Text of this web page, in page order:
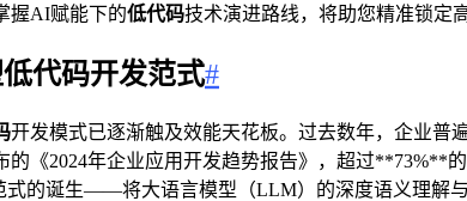
握AI赋能下的低代码技术演进路线，将助您精准锁定
代码开发范式#
开发模式已逐渐触及效能天花板。过去数年，企业普
的《2024年企业应用开发趋势报告》，超过
式的诞生——将大语言模型（LLM）的深度语义理解